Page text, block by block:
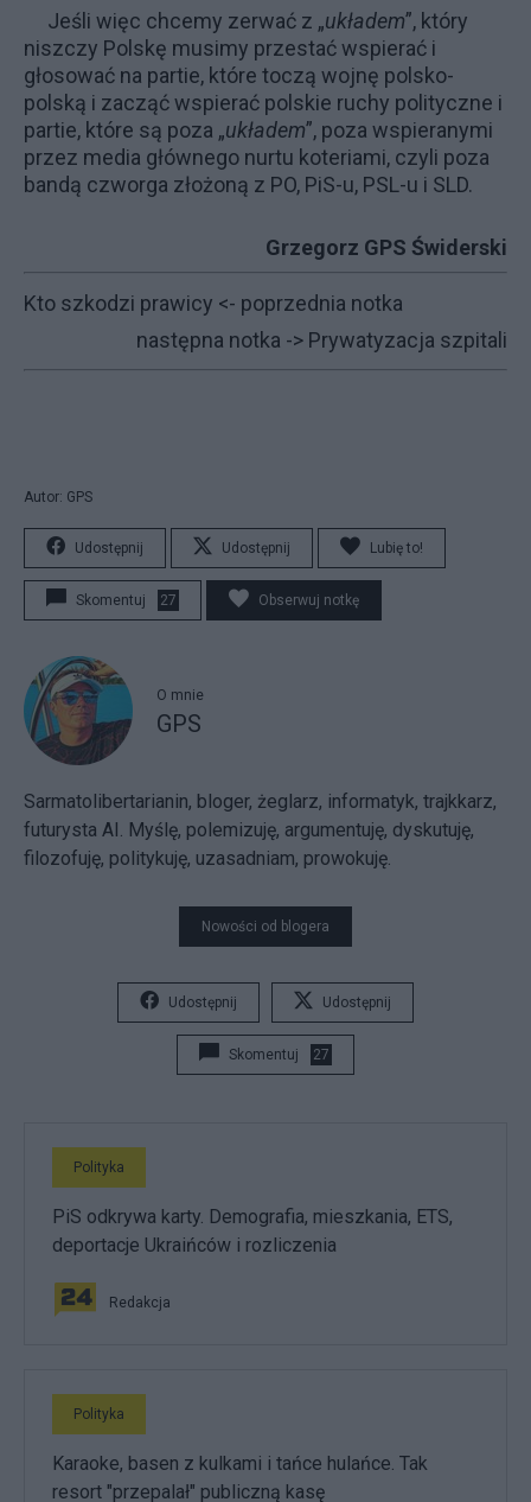
Jeśli więc chcemy zerwać z „układem”, który
niszczy Polskę musimy przestać wspierać i
głosować na partie, które toczą wojnę polsko-
polską i zacząć wspierać polskie ruchy polityczne i
partie, które są poza „układem”, poza wspieranymi
przez media głównego nurtu koteriami, czyli poza
bandą czworga złożoną z PO, PiS-u, PSL-u i SLD.
Grzegorz GPS Świderski
Kto szkodzi prawicy <- poprzednia notka
następna notka -> Prywatyzacja szpitali
Autor: GPS
Udostępnij Udostępnij Lubię to!
Skomentuj 27 Obserwuj notkę
O mnie
GPS
Sarmatolibertarianin, bloger, żeglarz, informatyk, trajkkarz,
futurysta AI. Myślę, polemizuję, argumentuję, dyskutuję,
filozofuję, politykuję, uzasadniam, prowokuję.
Nowości od blogera
Udostępnij Udostępnij
Skomentuj 27
Polityka
PiS odkrywa karty. Demografia, mieszkania, ETS,
deportacje Ukraińców i rozliczenia
Redakcja
Polityka
Karaoke, basen z kulkami i tańce hulańce. Tak
resort "przepalał" publiczną kasę